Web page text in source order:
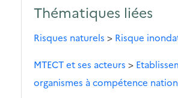
Thématiques liées
Risques naturels > Risque
MTECT et ses acteurs >
organismes à compétence